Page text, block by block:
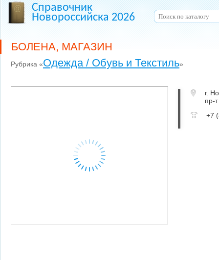
Справочник
Новороссийска 2026
БОЛЕНА, МАГАЗИН
Рубрика «Одежда / Обувь и Текстиль»
г.
пр-
+7